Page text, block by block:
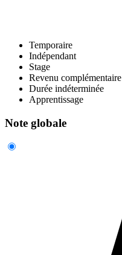
Temporaire
Indépendant
Stage
Revenu complémentaire
Durée indéterminée
Apprentissage
Note globale